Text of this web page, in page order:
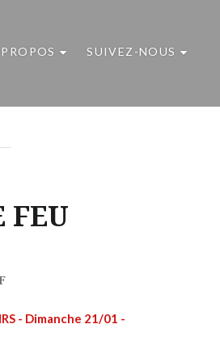
SUIVEZ-NOUS
FEU
- Dimanche 21/01 -